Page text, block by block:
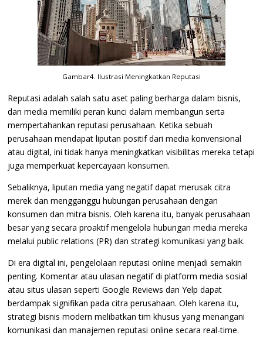
Gambar4. Ilustrasi Meningkatkan Reputasi
Reputasi adalah salah satu aset paling berharga dalam bisnis,
dan media memiliki peran kunci dalam membangun serta
mempertahankan reputasi perusahaan. Ketika sebuah
perusahaan mendapat liputan positif dari media konvensional
atau digital, ini tidak hanya meningkatkan visibilitas mereka tetapi
juga memperkuat kepercayaan konsumen.
Sebaliknya, liputan media yang negatif dapat merusak citra
merek dan mengganggu hubungan perusahaan dengan
konsumen dan mitra bisnis. Oleh karena itu, banyak perusahaan
besar yang secara proaktif mengelola hubungan media mereka
melalui public relations (PR) dan strategi komunikasi yang baik.
Di era digital ini, pengelolaan reputasi online menjadi semakin
penting. Komentar atau ulasan negatif di platform media sosial
atau situs ulasan seperti Google Reviews dan Yelp dapat
berdampak signifikan pada citra perusahaan. Oleh karena itu,
strategi bisnis modern melibatkan tim khusus yang menangani
komunikasi dan manajemen reputasi online secara real-time.